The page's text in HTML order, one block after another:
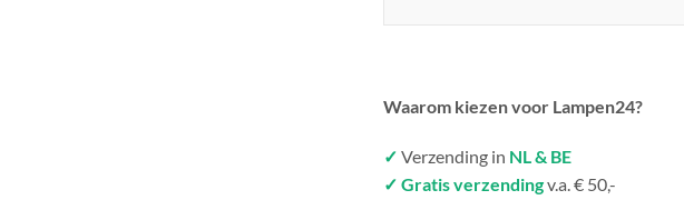
Waarom kiezen voor Lampen24?
✓ Verzending in NL & BE
✓ Gratis verzendingv.a. € 50,-